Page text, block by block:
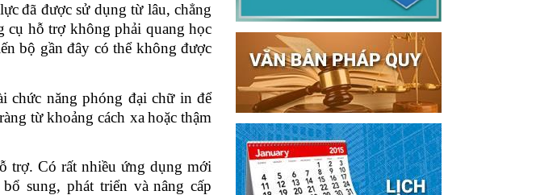
đã được sử dụng từ lâu, chẳng
cụ hỗ trợ không phải quang học
bộ gần đây có thể không được
chức năng phóng đại chữ in để
từ khoảng cách xa hoặc thậm
trợ.Có rất nhiều ứng dụng mới
bổ sung, phát triển và nâng cấp